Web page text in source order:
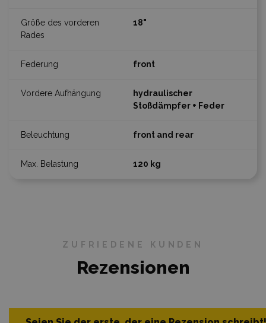
18"
front
hydraulischer
Stoßdämpfer + Feder
front and rear
120 kg
ZUFRIEDENE KUNDEN
Rezensionen